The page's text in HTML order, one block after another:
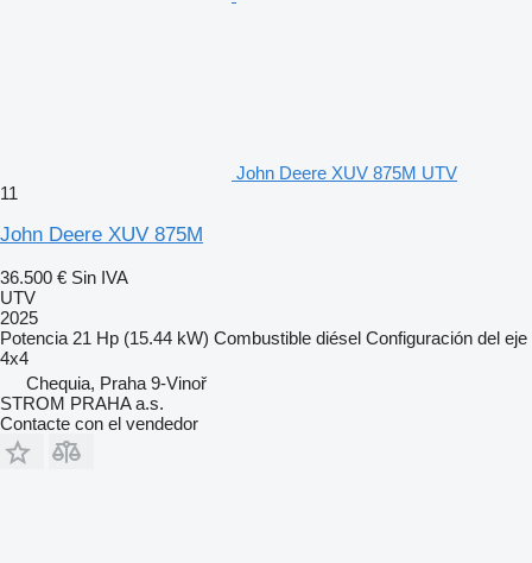
John Deere XUV 875M UTV
11
John Deere XUV 875M
36.500 € Sin IVA
UTV
2025
Potencia 21 Hp (15.44 kW) Combustible diésel Configuración del eje
4x4
Chequia, Praha 9-Vinoř
STROM PRAHA a.s.
Contacte con el vendedor